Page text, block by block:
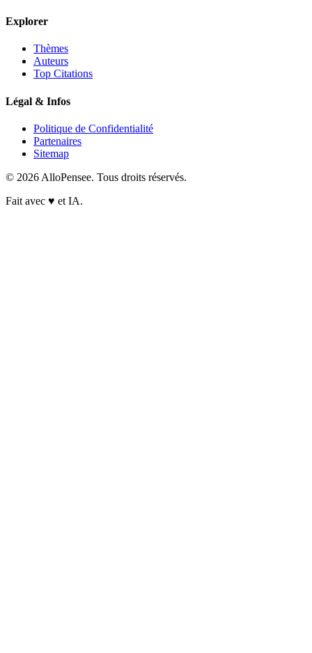
Explorer
Thèmes
Auteurs
Top Citations
Légal & Infos
Politique de Confidentialité
Partenaires
Sitemap
© 2026 AlloPensee. Tous droits réservés.
Fait avec ♥ et IA.